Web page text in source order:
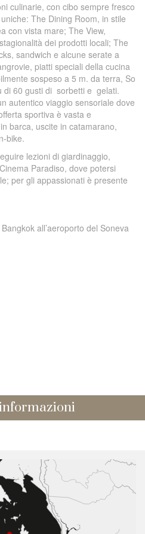
culinarie, con cibo sempre fresco
The Dining Room, in stile
con vista mare; The View,
dei prodotti locali; The
sandwich e alcune serate a
piatti speciali della cucina
sospeso a 5 m. da terra, So
di 60 gusti di sorbetti e gelati.
autentico viaggio sensoriale dove
sportiva è vasta e
barca, uscite in catamarano,
bike.
lezioni di giardinaggio,
Paradiso, dove potersi
per gli appassionati è presente
all’aeroporto del Soneva